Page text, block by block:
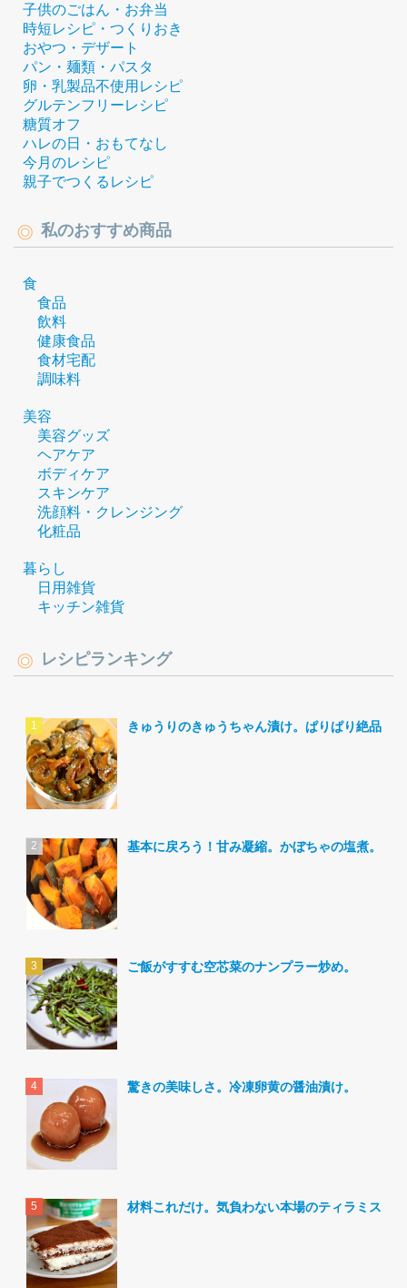
子供のごはん・お弁当
時短レシピ・つくりおき
おやつ・デザート
パン・麺類・パスタ
卵・乳製品不使用レシピ
グルテンフリーレシピ
糖質オフ
ハレの日・おもてなし
今月のレシピ
親子でつくるレシピ
私のおすすめ商品
食
食品
飲料
健康食品
食材宅配
調味料
美容
美容グッズ
ヘアケア
ボディケア
スキンケア
洗顔料・クレンジング
化粧品
暮らし
日用雑貨
キッチン雑貨
レシピランキング
きゅうりのきゅうちゃん漬け。ぱりぱり絶品。
基本に戻ろう！甘み凝縮。かぼちゃの塩煮。
ご飯がすすむ空芯菜のナンプラー炒め。
驚きの美味しさ。冷凍卵黄の醤油漬け。
材料これだけ。気負わない本場のティラミス。